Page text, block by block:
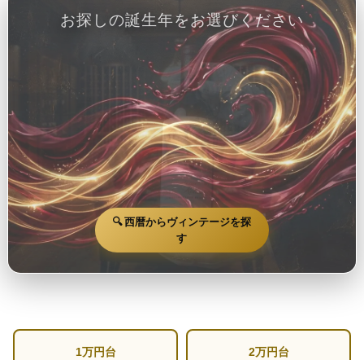
お探しの誕生年をお選びください
🔍 西暦からヴィンテージを探
す
1万円台 2万円台